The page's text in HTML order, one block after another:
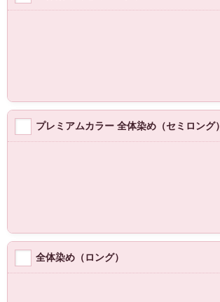
プレミアムカラー 全体染め（セミロング）
全体染め（ロング）